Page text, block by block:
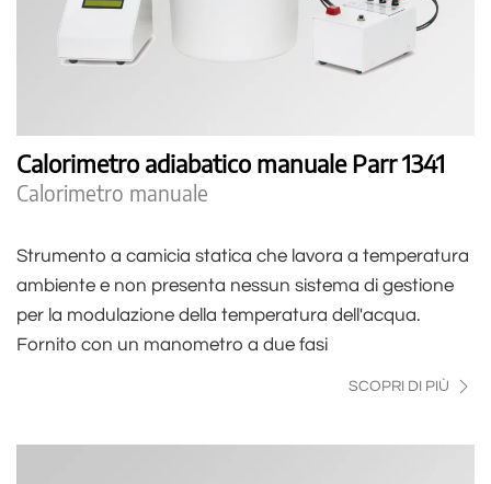
Calorimetro adiabatico manuale Parr 1341
Calorimetro manuale
Strumento a camicia statica che lavora a temperatura
ambiente e non presenta nessun sistema di gestione
per la modulazione della temperatura dell'acqua.
Fornito con un manometro a due fasi
SCOPRI DI PIÙ